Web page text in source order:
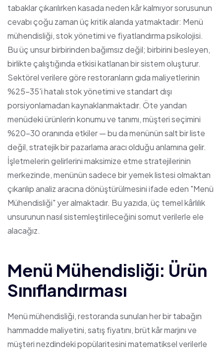
tabaklar çıkarılırken kasada neden kâr kalmıyor sorusunun
cevabı çoğu zaman üç kritik alanda yatmaktadır: Menü
mühendisliği, stok yönetimi ve fiyatlandırma psikolojisi.
Bu üç unsur birbirinden bağımsız değil; birbirini besleyen,
birlikte çalıştığında etkisi katlanan bir sistem oluşturur.
Sektörel verilere göre restoranların gıda maliyetlerinin
%25-35'i hatalı stok yönetimi ve standart dışı
porsiyonlamadan kaynaklanmaktadır. Öte yandan
menüdeki ürünlerin konumu ve tanımı, müşteri seçimini
%20-30 oranında etkiler — bu da menünün salt bir liste
değil, stratejik bir pazarlama aracı olduğu anlamına gelir.
İşletmelerin gelirlerini maksimize etme stratejilerinin
merkezinde, menünün sadece bir yemek listesi olmaktan
çıkarılıp analiz aracına dönüştürülmesini ifade eden "Menü
Mühendisliği" yer almaktadır. Bu yazıda, üç temel kârlılık
unsurunun nasıl sistemleştirileceğini somut verilerle ele
alacağız.
Menü Mühendisliği: Ürün
Sınıflandırması
Menü mühendisliği, restoranda sunulan her bir tabağın
hammadde maliyetini, satış fiyatını, brüt kâr marjını ve
müşteri nezdindeki popülaritesini matematiksel verilerle